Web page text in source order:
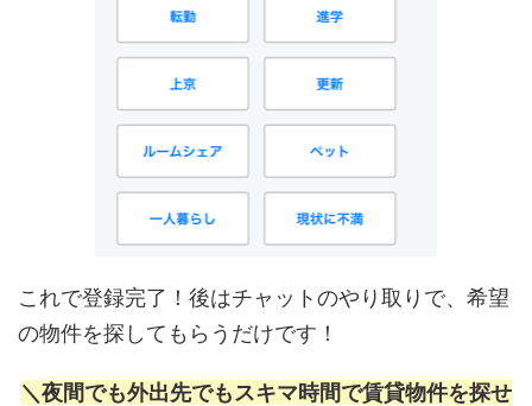
これで登録完了！後はチャットのやり取りで、希望
の物件を探してもらうだけです！
＼夜間でも外出先でもスキマ時間で賃貸物件を探せ